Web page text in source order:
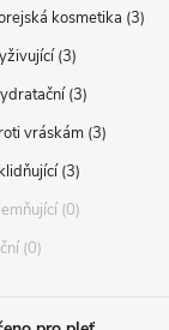
kosmetika 3
3
3
vráskám 3
3
0
0